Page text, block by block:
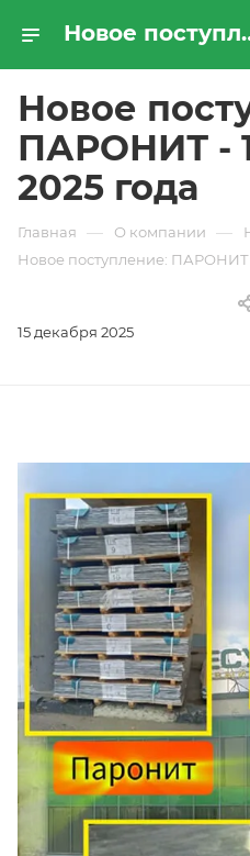
Новое поступление:
Новое
ПАРОНИТ -
2025 года
Главная — О компании —
Новое поступление: ПАРОНИТ
15 декабря 2025